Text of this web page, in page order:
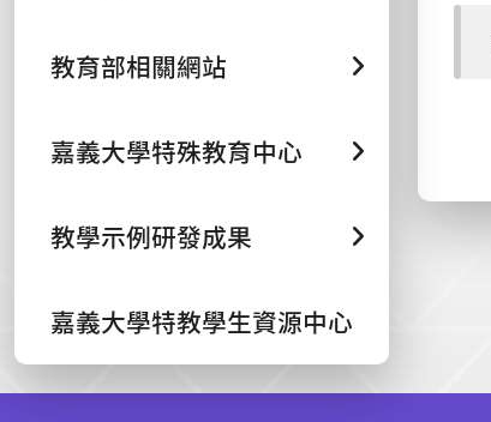
教育部相關網站
嘉義大學特殊教育中心
教學示例研發成果
嘉義大學特教學生資源中心